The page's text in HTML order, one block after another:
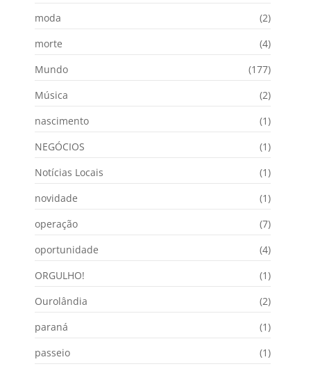
moda
(2)
morte
(4)
Mundo
(177)
Música
(2)
nascimento
(1)
NEGÓCIOS
(1)
Notícias Locais
(1)
novidade
(1)
operação
(7)
oportunidade
(4)
ORGULHO!
(1)
Ourolândia
(2)
paraná
(1)
passeio
(1)